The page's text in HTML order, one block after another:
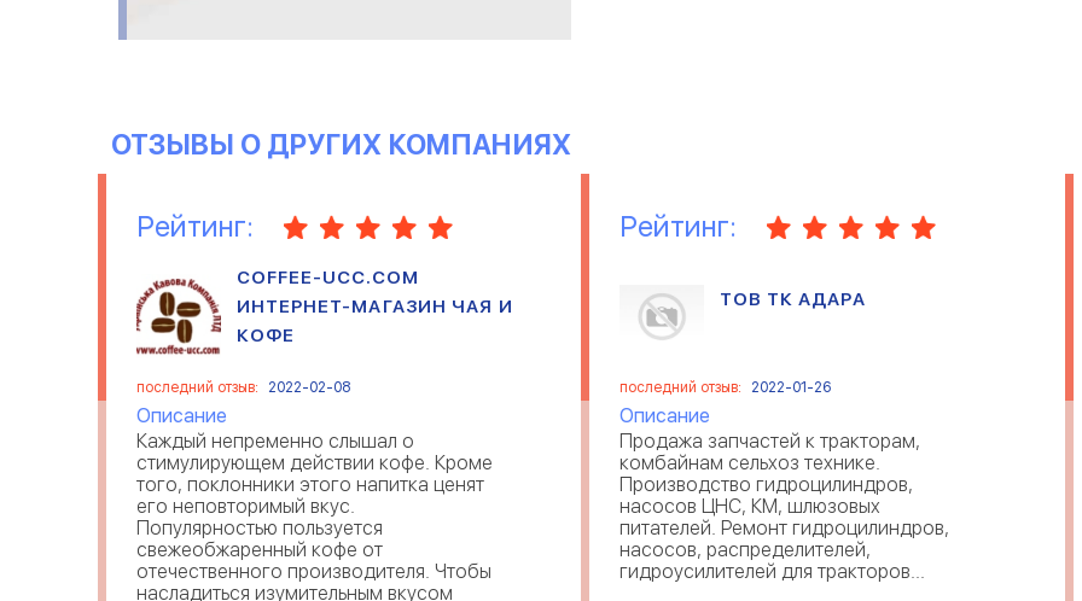
ОТЗЫВЫ О ДРУГИХ КОМПАНИЯХ
Рейтинг:
COFFEE-UCC.COM
ИНТЕРНЕТ-МАГАЗИН ЧАЯ И
КОФЕ
последний отзыв: 2022-02-08
Описание
Каждый непременно слышал о
стимулирующем действии кофе. Кроме
того, поклонники этого напитка ценят
его неповторимый вкус.
Популярностью пользуется
свежеобжаренный кофе от
отечественного производителя. Чтобы
насладиться изумительным вкусом
Рейтинг:
ТОВ ТК АДАРА
последний отзыв: 2022-01-26
Описание
Продажа запчастей к тракторам,
комбайнам сельхоз технике.
Производство гидроцилиндров,
насосов ЦНС, КМ, шлюзовых
питателей. Ремонт гидроцилиндров,
насосов, распределителей,
гидроусилителей для тракторов...